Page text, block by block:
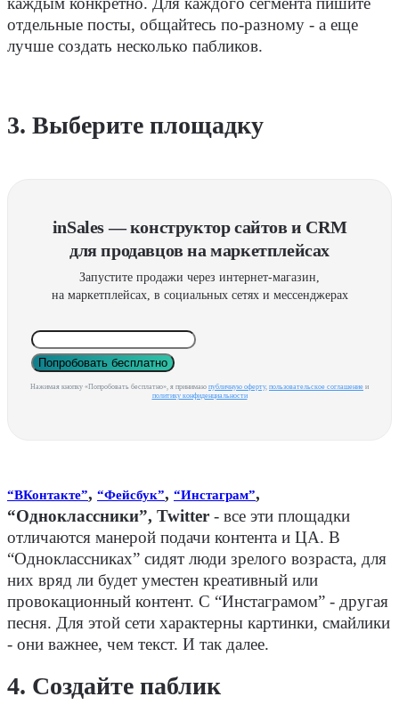
отдельные посты, общайтесь по-разному - а еще
лучше создать несколько пабликов.
3. Выберите площадку
inSales — конструктор сайтов и CRM
для продавцов на маркетплейсах
Запустите продажи через интернет-магазин,
на маркетплейсах, в социальных сетях и мессенджерах
Попробовать бесплатно
Нажимая кнопку «Попробовать бесплатно», я принимаю публичную оферту, пользовательское соглашение и
политику конфиденциальности
“ВКонтакте”, “Фейсбук”, “Инстаграм”,
“Одноклассники”, Twitter - все эти площадки
отличаются манерой подачи контента и ЦА. В
“Одноклассниках” сидят люди зрелого возраста, для
них вряд ли будет уместен креативный или
провокационный контент. С “Инстаграмом” - другая
песня. Для этой сети характерны картинки, смайлики
- они важнее, чем текст. И так далее.
4. Создайте паблик